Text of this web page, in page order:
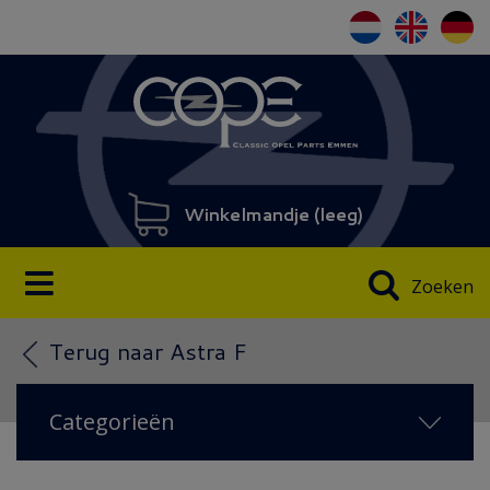
Winkelmandje (leeg)
Zoeken
Terug naar Astra F
Categorieën
NIEUW IN 2026(52)